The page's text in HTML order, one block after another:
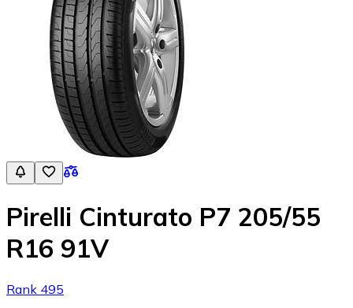
Pirelli Cinturato P7 205/55
R16 91V
Rank 495